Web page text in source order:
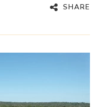
SHARE